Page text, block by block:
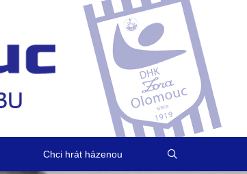
Chci hrát házenou